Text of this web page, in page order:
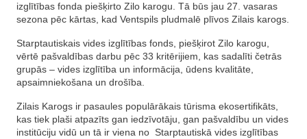
izglītības fonda piešķirto Zilo karogu. Tā būs jau 27. vasaras
sezona pēc kārtas, kad Ventspils pludmalē plīvos Zilais karogs.
Starptautiskais vides izglītības fonds, piešķirot Zilo karogu,
vērtē pašvaldības darbu pēc 33 kritērijiem, kas sadalīti četrās
grupās – vides izglītība un informācija, ūdens kvalitāte,
apsaimniekošana un drošība.
Zilais Karogs ir pasaules populārākais tūrisma ekosertifikāts,
kas tiek plaši atpazīts gan iedzīvotāju, gan pašvaldību un vides
institūciju vidū un tā ir viena no Starptautiskā vides izglītības